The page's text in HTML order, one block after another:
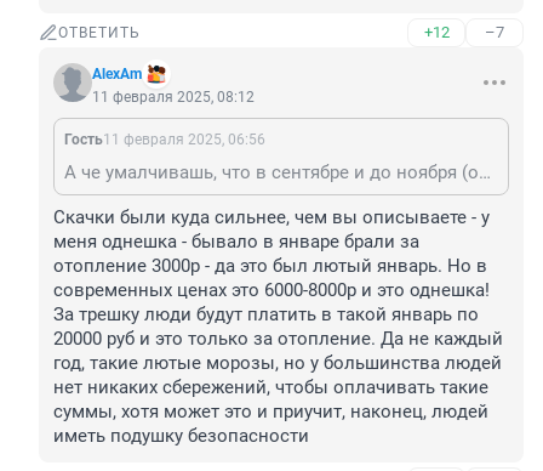
ОТВЕТИТЬ +12 –7
AlexAm
11 февраля 2025, 08:12
Гость11 февраля 2025, 06:56
А че умалчивашь, что в сентябре и до ноября (особенно, если осень теплая), а также начиная, примерно с марта-апреля, за отопление платишь рублей по 300, и только в особо холодный условный январь плата поднимается тысяч до 1.5, ну макс до 2х, и то , если -40 стояли все 30 дней месяца.
Скачки были куда сильнее, чем вы описываете - у
меня однешка - бывало в январе брали за
отопление 3000р - да это был лютый январь. Но в
современных ценах это 6000-8000р и это однешка!
За трешку люди будут платить в такой январь по
20000 руб и это только за отопление. Да не каждый
год, такие лютые морозы, но у большинства людей
нет никаких сбережений, чтобы оплачивать такие
суммы, хотя может это и приучит, наконец, людей
иметь подушку безопасности